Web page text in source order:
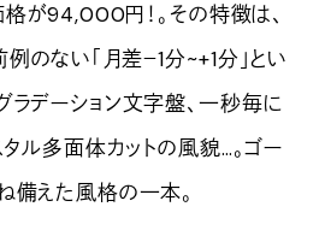
が94,000円！。その特徴は、
のない「月差－1分~+1分」とい
ラデーション文字盤、一秒毎に
ル多面体カットの風貌…。ゴー
備えた風格の一本。